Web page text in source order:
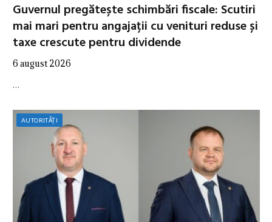
Guvernul pregătește schimbări fiscale: Scutiri
mai mari pentru angajații cu venituri reduse și
taxe crescute pentru dividende
6 august 2026
…
AUTORITĂȚI